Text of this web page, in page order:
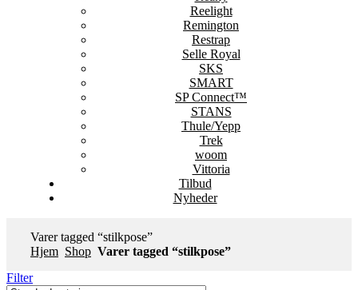
Reelight
Remington
Restrap
Selle Royal
SKS
SMART
SP Connect™
STANS
Thule/Yepp
Trek
woom
Vittoria
Tilbud
Nyheder
Varer tagged “stilkpose”
Hjem Shop Varer tagged “stilkpose”
Filter